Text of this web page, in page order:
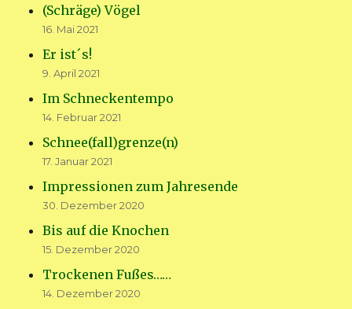
(Schräge) Vögel
16. Mai 2021
Er ist´s!
9. April 2021
Im Schneckentempo
14. Februar 2021
Schnee(fall)grenze(n)
17. Januar 2021
Impressionen zum Jahresende
30. Dezember 2020
Bis auf die Knochen
15. Dezember 2020
Trockenen Fußes……
14. Dezember 2020